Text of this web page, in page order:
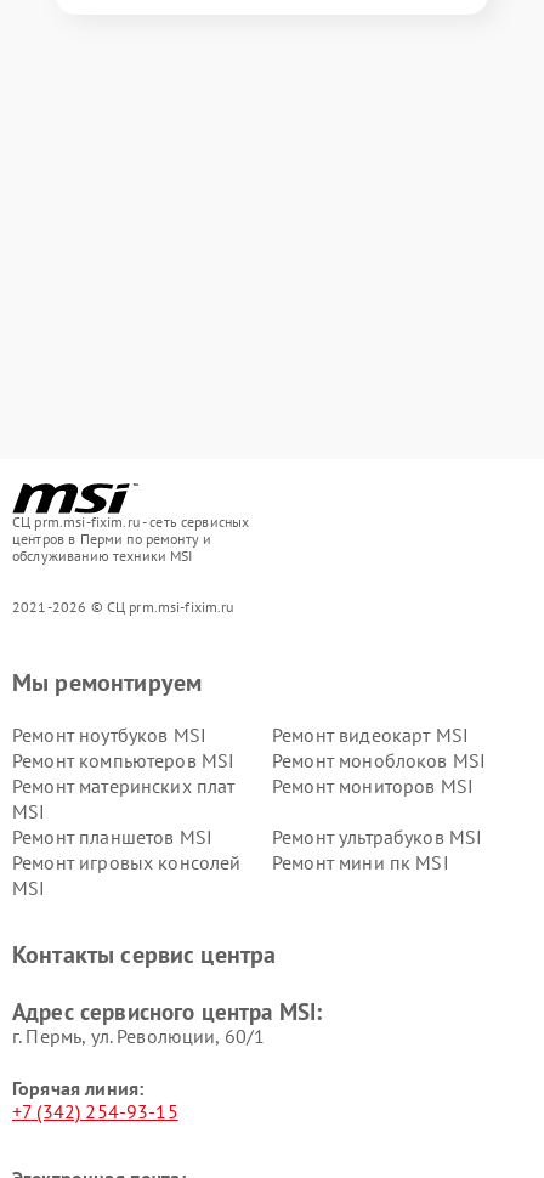
СЦ prm.msi-fixim.ru - сеть сервисных
центров в Перми по ремонту и
обслуживанию техники MSI
2021-2026 © СЦ prm.msi-fixim.ru
Мы ремонтируем
Ремонт ноутбуков MSI
Ремонт видеокарт MSI
Ремонт компьютеров MSI
Ремонт моноблоков MSI
Ремонт материнских плат
MSI
Ремонт мониторов MSI
Ремонт планшетов MSI
Ремонт ультрабуков MSI
Ремонт игровых консолей
MSI
Ремонт мини пк MSI
Контакты сервис центра
Адрес сервисного центра MSI:
г. Пермь, ул. ​Революции, 60/1
Горячая линия:
+7 (342) 254-93-15